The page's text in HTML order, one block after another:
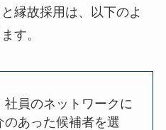
縁故採用は、以下のよ
す。
社員のネットワークに
のあった候補者を選